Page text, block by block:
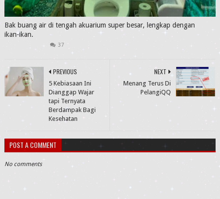
Bak buang air di tengah akuarium super besar, lengkap dengan
ikan-ikan.
37
NEXT
Menang Terus Di
PelangiQQ
PREVIOUS
5 Kebiasaan Ini
Dianggap Wajar
tapi Ternyata
Berdampak Bagi
Kesehatan
POST A COMMENT
No comments